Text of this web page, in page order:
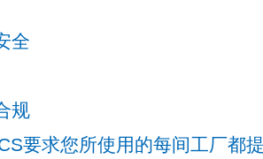
全
规
求您所使用的每间工厂都